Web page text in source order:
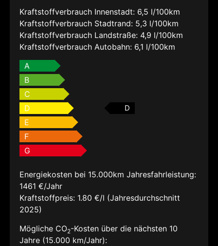
Kraftstoffverbrauch Innenstadt: 6,5 l/100km
Kraftstoffverbrauch Stadtrand: 5,3 l/100km
Kraftstoffverbrauch Landstraße: 4,9 l/100km
Kraftstoffverbrauch Autobahn: 6,1 l/100km
A
B
C
D
D
E
F
G
Energiekosten bei 15.000km Jahresfahrleistung:
1461 €/Jahr
Kraftstoffpreis: 1.80 €/l (Jahresdurchschnitt
2025)
Mögliche CO2-Kosten über die nächsten 10
Jahre (15.000 km/Jahr):